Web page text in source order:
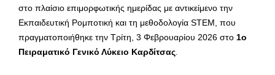
στο πλαίσιο επιμορφωτικής ημερίδας με αντικείμενο την
Εκπαιδευτική Ρομποτική και τη μεθοδολογία STEM, που
πραγματοποιήθηκε την Τρίτη, 3 Φεβρουαρίου 2026 στο 1ο
Πειραματικό Γενικό Λύκειο Καρδίτσας